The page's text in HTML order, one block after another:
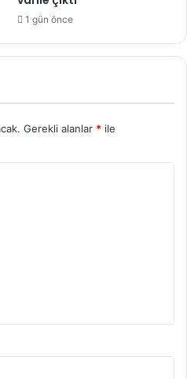
1 gün önce
Gerekli alanlar * ile